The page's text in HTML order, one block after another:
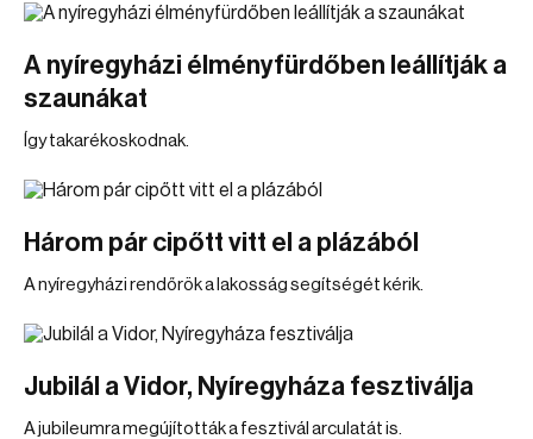
A nyíregyházi élményfürdőben leállítják a
szaunákat
Így takarékoskodnak.
Három pár cipőtt vitt el a plázából
A nyíregyházi rendőrök a lakosság segítségét kérik.
Jubilál a Vidor, Nyíregyháza fesztiválja
A jubileumra megújították a fesztivál arculatát is.